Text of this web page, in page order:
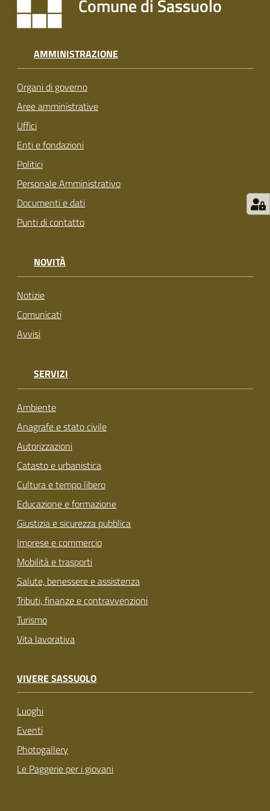
t
s
u
o
Tutti
gli
argomenti...
Seguici
su
Comune di Sassuolo
AMMINISTRAZIONE
Organi di governo
Aree amministrative
Uffici
Enti e fondazioni
Politici
Personale Amministrativo
Documenti e dati
Punti di contatto
NOVITÀ
Notizie
Comunicati
Avvisi
SERVIZI
Ambiente
Anagrafe e stato civile
Autorizzazioni
Catasto e urbanistica
Cultura e tempo libero
Educazione e formazione
Giustizia e sicurezza pubblica
Imprese e commercio
Mobilità e trasporti
Salute, benessere e assistenza
Tributi, finanze e contravvenzioni
Turismo
Vita lavorativa
VIVERE SASSUOLO
Luoghi
Eventi
Photogallery
Le Paggerie per i giovani